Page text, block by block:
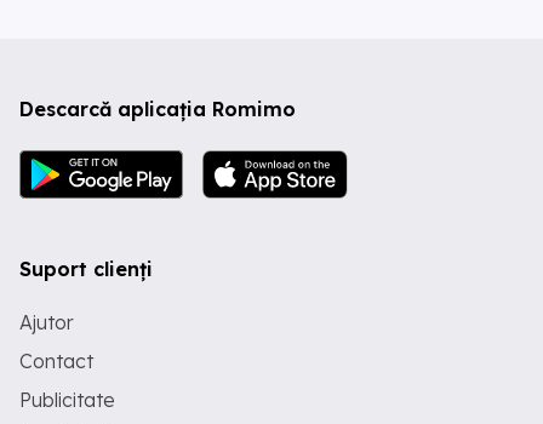
Descarcă aplicația Romimo
Suport clienți
Ajutor
Contact
Publicitate